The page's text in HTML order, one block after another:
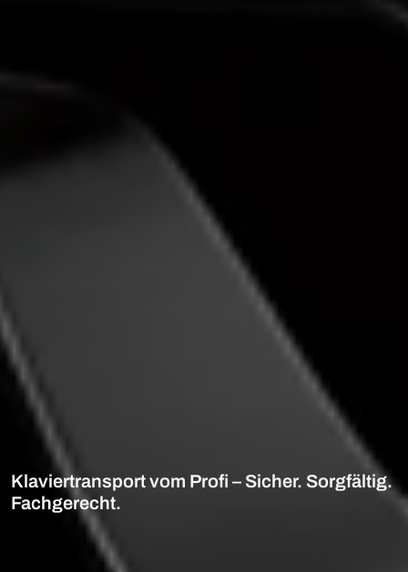
Klaviertransport vom Profi – Sicher. Sorgfältig.
Fachgerecht.